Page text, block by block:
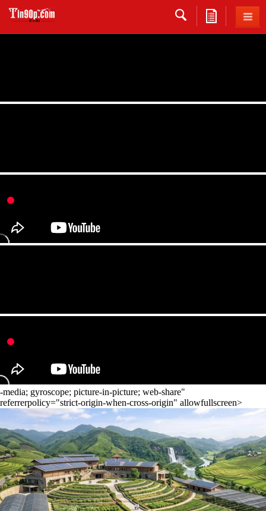
-media; gyroscope; picture-in-picture; web-share"
referrerpolicy="strict-origin-when-cross-origin" allowfullscreen>